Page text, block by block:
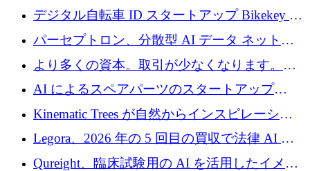
規模拡大を支援するために11億ユーロのファ
ンドVIを閉鎖
デジタル自転車 ID スタートアップ Bikekey が
TÖNNJES への投資を確保
パーセプトロン、分散型 AI データ ネットワ
ークの構築に 650 万ドルを調達
より多くの資本。取引が少なくなります。
2026 年上半期がヨーロッパのテクノロジーに
ついて語ること
AI によるスペアパーツのスタートアップ
Intropy が 1,100 万ドルを調達
Kinematic Trees が自然からインスピレーショ
ンを得たロボット ソフトウェアを拡張するた
めに 58 万 5,000 ポンドを調達
Legora、2026 年の 5 回目の買収で法律 AI ス
タートアップ Wexler を買収
Qureight、臨床試験用の AI を活用したイメー